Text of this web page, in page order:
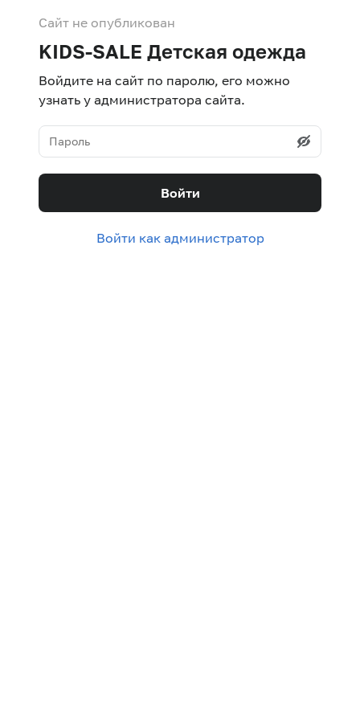
Сайт не опубликован
KIDS-SALE Детская одежда
Войдите на сайт по паролю, его можно
узнать у администратора сайта.
Войти
Войти как администратор